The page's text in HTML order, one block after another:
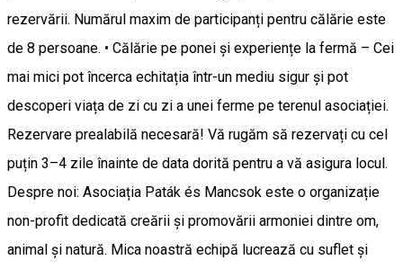
rezervării. Numărul maxim de participanți pentru călărie este
de 8 persoane. • Călărie pe ponei și experiențe la fermă – Cei
mai mici pot încerca echitația într-un mediu sigur și pot
descoperi viața de zi cu zi a unei ferme pe terenul asociației.
Rezervare prealabilă necesară! Vă rugăm să rezervați cu cel
puțin 3–4 zile înainte de data dorită pentru a vă asigura locul.
Despre noi: Asociația Paták és Mancsok este o organizație
non-profit dedicată creării și promovării armoniei dintre om,
animal și natură. Mica noastră echipă lucrează cu suflet și